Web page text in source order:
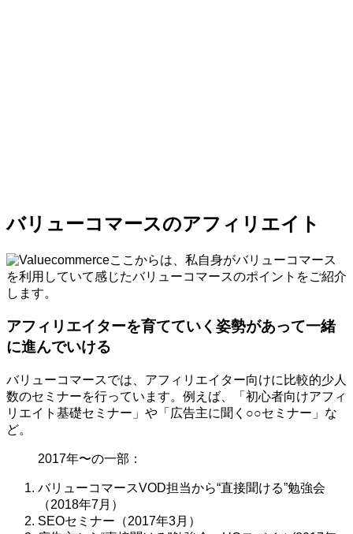
バリューコマースのアフィリエイト
ここからは、私自身がバリューコマース
を利用していて感じたバリューコマースのポイントをご紹介
します。
アフィリエイターを育てていく姿勢があって一緒
に進んでいける
バリューコマースでは、アフィリエイター向けに比較的少人
数のセミナーを行っています。例えば、「初心者向けアフィ
リエイト基礎セミナー」や「広告主に聞く○○セミナー」な
ど。
2017年〜の一部：
バリューコマースVOD担当から“直接聞ける”勉強会
（2018年7月）
SEOセミナー（2017年3月）